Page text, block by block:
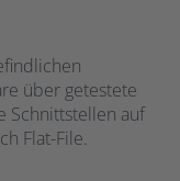
über getestete
Schnittstellen auf
Flat-File.